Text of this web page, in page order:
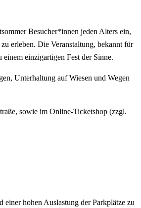
Besucher*innen jeden Alters ein,
erleben. Die Veranstaltung, bekannt für
einzigartigen Fest der Sinne.
Unterhaltung auf Wiesen und Wegen
sowie im Online-Ticketshop (zzgl.
hohen Auslastung der Parkplätze zu